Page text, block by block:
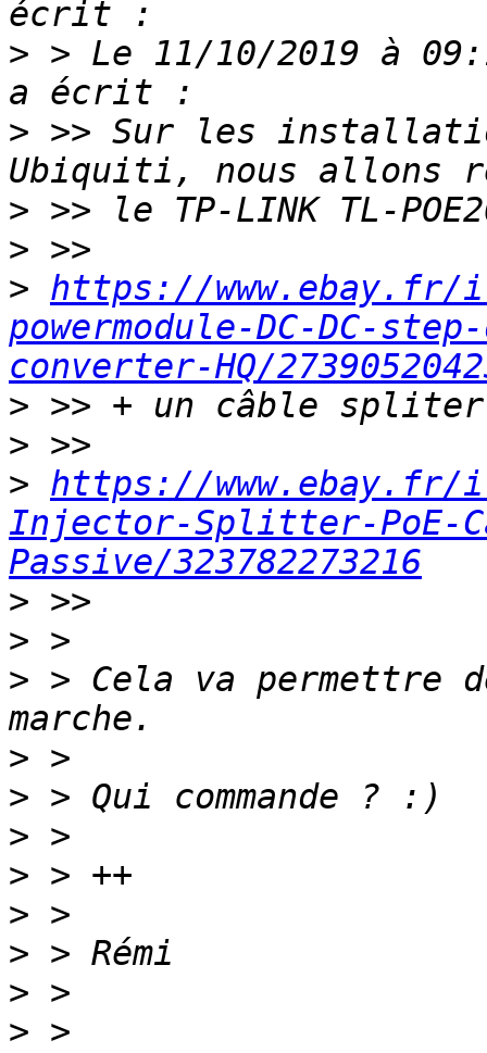
> > Le 11/10/2019 à
> >> Sur les
>
>
> https://www.ebay.fr/
powermodule-DC-DC-
converter-HQ/
>
>
> https://www.ebay.fr/
Injector-Splitter-PoE-
Passive/323782273216
>
>
> > Cela va permettre
>
>
>
>
>
>
>
> >